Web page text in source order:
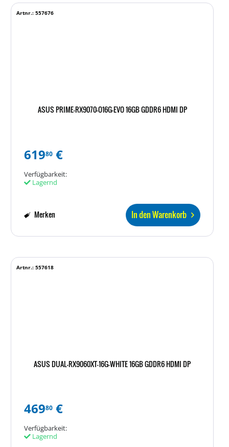
ASUS PRIME-RX9070-O16G-EVO 16GB GDDR6 HDMI DP
Artnr.: 557676
61980 €
Verfügbarkeit:
Lagernd
In den Warenkorb
Merken
ASUS DUAL-RX9060XT-16G-WHITE 16GB GDDR6 HDMI DP
Artnr.: 557618
46980 €
Verfügbarkeit:
Lagernd